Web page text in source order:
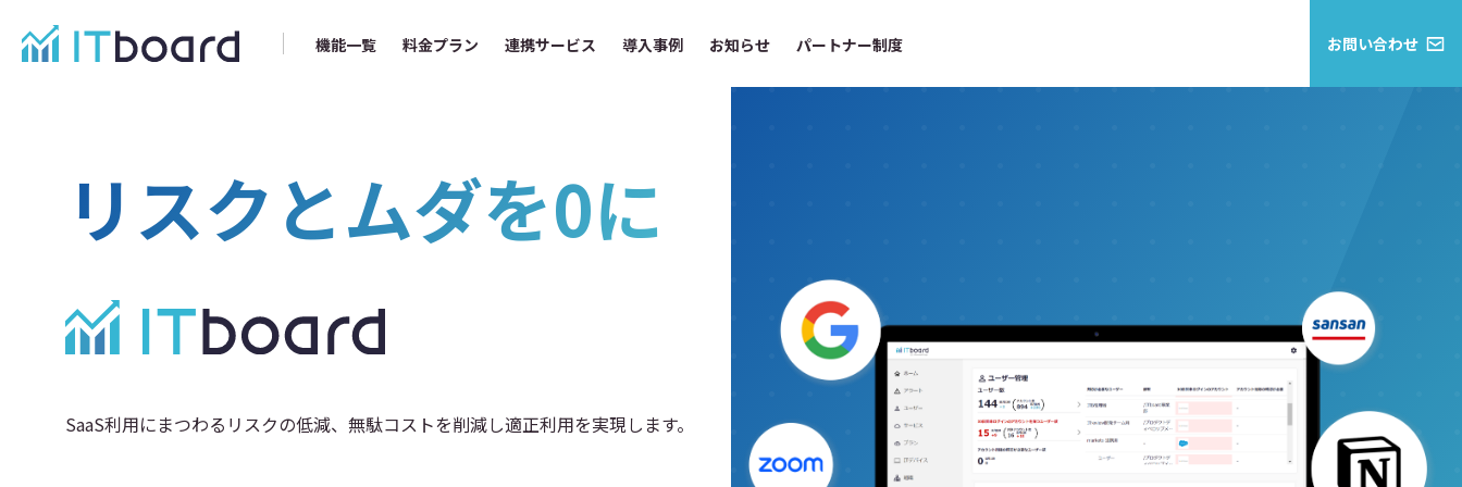
機能一覧 料金プラン 連携サービス 導入事例 お知らせ パートナー制度 お問い合わせ
リスクとムダを0に
SaaS利用にまつわるリスクの低減、無駄コストを削減し適正利用を実現します。